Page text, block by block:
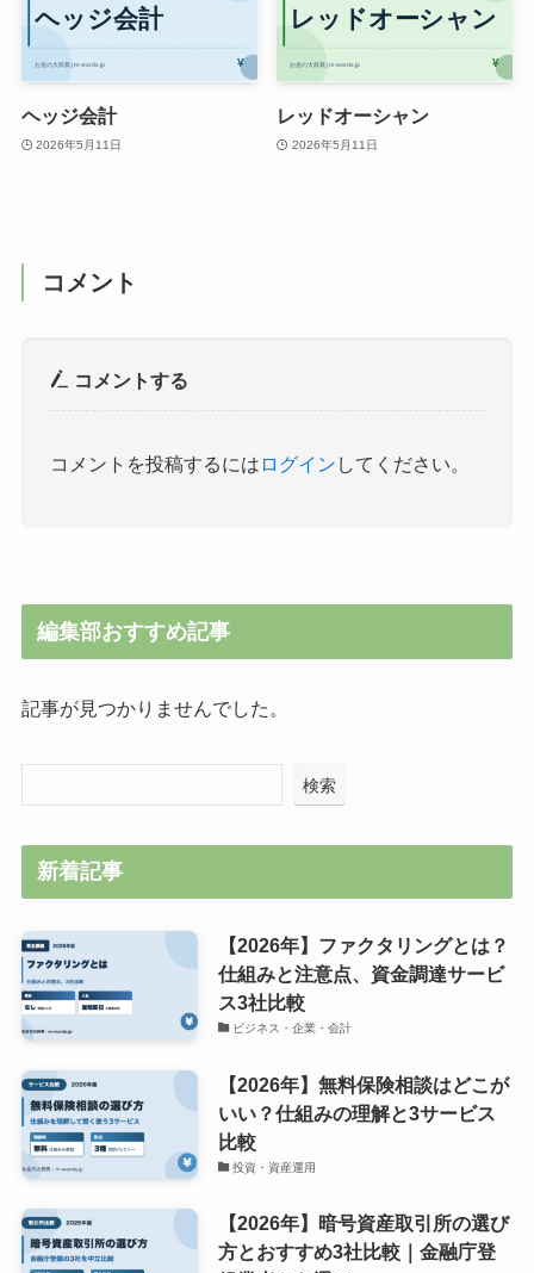
ヘッジ会計
2026年5月11日
レッドオーシャン
2026年5月11日
コメント
コメントする
コメントを投稿するには ログイン してください。
編集部おすすめ記事
記事が見つかりませんでした。
検索
新着記事
【2026年】ファクタリングとは？
仕組みと注意点、資金調達サービ
ス3社比較
ビジネス・企業・会計
【2026年】無料保険相談はどこが
いい？仕組みの理解と3サービス
比較
投資・資産運用
【2026年】暗号資産取引所の選び
方とおすすめ3社比較｜金融庁登